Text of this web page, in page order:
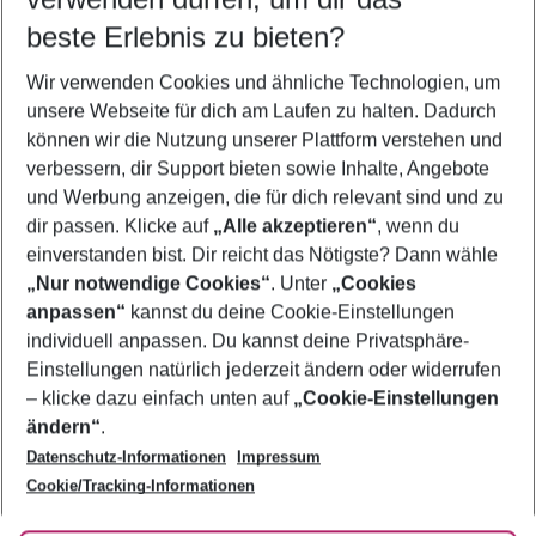
5-8 Nächte
2 Erwachsene Keine Kinder
Mehr Filter anzeigen
Footer
Footer navigation
Über uns
AGB
Bestpreisgarantie
Cookie-Einstellungen ändern
Cookie-Richtlinie
Agenturbetreuung
Barrierefreies Reisen
Folge uns
beste Erlebnis zu bieten?
Wir verwenden Cookies und ähnliche Technologien, um
unsere Webseite für dich am Laufen zu halten. Dadurch
können wir die Nutzung unserer Plattform verstehen und
verbessern, dir Support bieten sowie Inhalte, Angebote
und Werbung anzeigen, die für dich relevant sind und zu
dir passen. Klicke auf „Alle akzeptieren“, wenn du
einverstanden bist. Dir reicht das Nötigste? Dann wähle
„Nur notwendige Cookies“. Unter „Cookies
anpassen“ kannst du deine Cookie-Einstellungen
individuell anpassen. Du kannst deine Privatsphäre-
Einstellungen natürlich jederzeit ändern oder widerrufen
– klicke dazu einfach unten auf „Cookie-Einstellungen
ändern“.
Datenschutz-Informationen
Impressum
Cookie/Tracking-Informationen